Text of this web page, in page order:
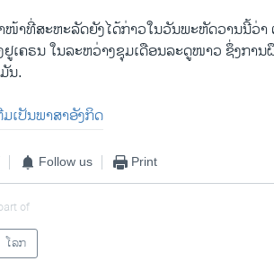
ໜ້າ​ທີ່​ສະ​ຫະ​ລັດ​ຍັງ​ໄດ້​ກ່າວ​ໃນ​ວັນ​ພະ​ຫັດ​ວານນີ້​ວ່
ເຄ​ຣນ ໃນ​ລະ​ຫວ່າງຊຸມ​ເດືອນ​ລະ​ດູ​ໜາວ ຊຶ່ງ​ກາ
ນ.
ເປັນ​ພາ​ສາ​ອັງ​ກິດ
Follow us Print
of
ໂລກ